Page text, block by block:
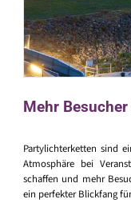
Mehr
Partylichterketten sind
Atmosphäre bei
schaffen und mehr
ein perfekter Blickfang